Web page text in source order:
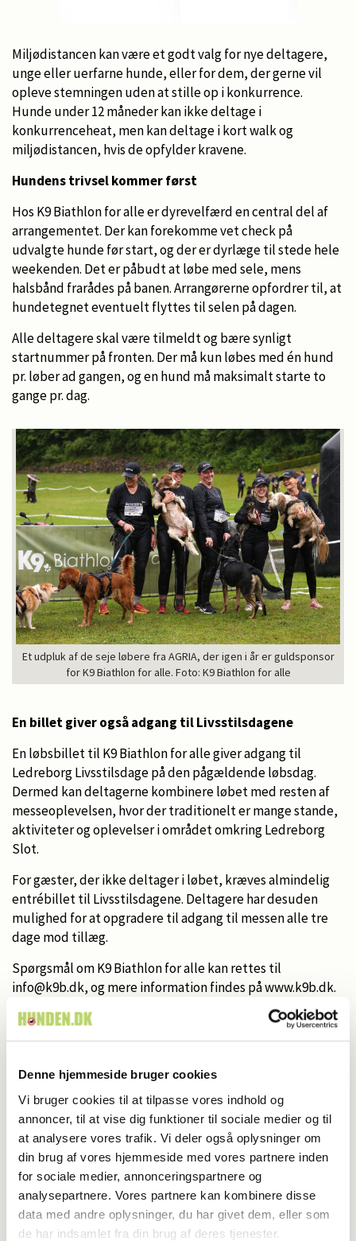
Denne hjemmeside bruger cookies
Vi bruger cookies til at tilpasse vores indhold og
annoncer, til at vise dig funktioner til sociale medier og til
at analysere vores trafik. Vi deler også oplysninger om
din brug af vores hjemmeside med vores partnere inden
for sociale medier, annonceringspartnere og
analysepartnere. Vores partnere kan kombinere disse
data med andre oplysninger, du har givet dem, eller som
de har indsamlet fra din brug af deres tjenester.
Miljødistancen kan være et godt valg for nye deltagere,
unge eller uerfarne hunde, eller for dem, der gerne vil
opleve stemningen uden at stille op i konkurrence.
Hunde under 12 måneder kan ikke deltage i
konkurrenceheat, men kan deltage i kort walk og
miljødistancen, hvis de opfylder kravene.
Hundens trivsel kommer først
Hos K9 Biathlon for alle er dyrevelfærd en central del af
arrangementet. Der kan forekomme vet check på
udvalgte hunde før start, og der er dyrlæge til stede hele
weekenden. Det er påbudt at løbe med sele, mens
halsbånd frarådes på banen. Arrangørerne opfordrer til, at
hundetegnet eventuelt flyttes til selen på dagen.
Alle deltagere skal være tilmeldt og bære synligt
startnummer på fronten. Der må kun løbes med én hund
pr. løber ad gangen, og en hund må maksimalt starte to
gange pr. dag.
Et udpluk af de seje løbere fra AGRIA, der igen i år er guldsponsor
for K9 Biathlon for alle. Foto: K9 Biathlon for alle
En billet giver også adgang til Livsstilsdagene
En løbsbillet til K9 Biathlon for alle giver adgang til
Ledreborg Livsstilsdage på den pågældende løbsdag.
Dermed kan deltagerne kombinere løbet med resten af
messeoplevelsen, hvor der traditionelt er mange stande,
aktiviteter og oplevelser i området omkring Ledreborg
Slot.
For gæster, der ikke deltager i løbet, kræves almindelig
entrébillet til Livsstilsdagene. Deltagere har desuden
mulighed for at opgradere til adgang til messen alle tre
dage mod tillæg.
Spørgsmål om K9 Biathlon for alle kan rettes til
info@k9b.dk, og mere information findes på www.k9b.dk.
Arrangørerne opfordrer desuden interesserede til at følge
med på Instagram og i K9B’s Facebookgruppe, hvor
program og praktiske oplysninger opdateres løbende.
Klar til en weekend med hund
K9 Biathlon for alle på Ledreborg samler konkurrence,
motion, fællesskab og oplevelser med hund i en ramme,
hvor både erfarne deltagere og nysgerrige
førstegangsløbere kan være med. Med både Warm Up
Trail, PRE Banegennemløb, Bronze Cup, walk og
miljødistance er der flere veje ind i oplevelsen.
Og for dem, der stadig overvejer at være med, er der